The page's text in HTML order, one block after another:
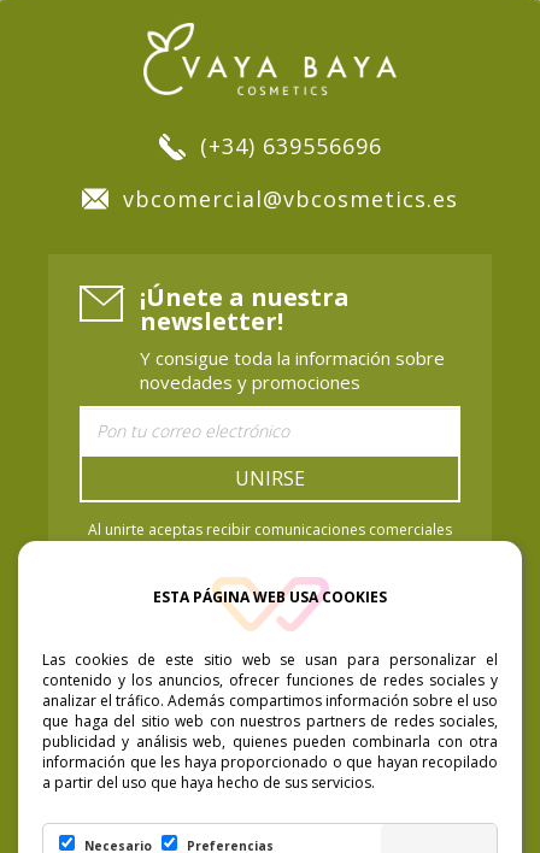
ESTA PÁGINA WEB USA COOKIES
Las cookies de este sitio web se usan para personalizar el
contenido y los anuncios, ofrecer funciones de redes sociales y
analizar el tráfico. Además compartimos información sobre el uso
que haga del sitio web con nuestros partners de redes sociales,
publicidad y análisis web, quienes pueden combinarla con otra
información que les haya proporcionado o que hayan recopilado
a partir del uso que haya hecho de sus servicios.
Necesario Preferencias
(+34) 639556696
vbcomercial@vbcosmetics.es
¡Únete a nuestra
newsletter!
Y consigue toda la información sobre
novedades y promociones
UNIRSE
Al unirte aceptas recibir comunicaciones comerciales